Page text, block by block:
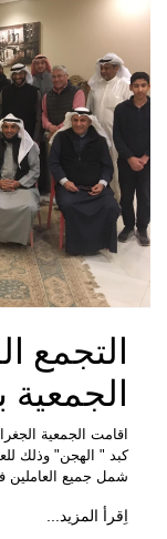
التجمع
اقامت الجمعية
كبد " الهجن" وذلك
شمل جميع العاملين
اِقرأ المزيد...